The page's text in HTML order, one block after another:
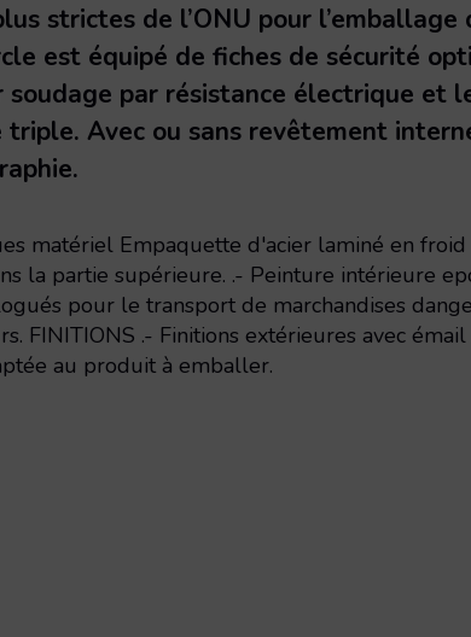
strictes de l’ONU pour l’emballage
est équipé de fiches de sécurité
soudage par résistance électrique et
Avec ou sans revêtement
matériel Empaquette d'acier laminé en
la partie supérieure. .- Peinture intérieure
pour le transport de marchandises
FINITIONS .- Finitions extérieures avec
au produit à emballer.